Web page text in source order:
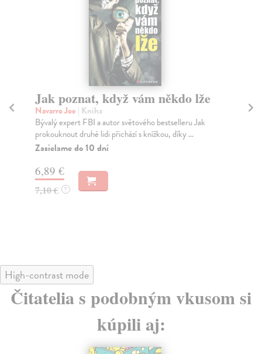
Jak poznat, když vám někdo lže
Navarro Joe | Kniha
Bývalý expert FBI a autor světového bestselleru Jak
prokouknout druhé lidi přichází s knížkou, díky ...
Zasielame do 10 dní
6,89 €
7,10 € ?
High-contrast mode
Čitatelia s podobným vkusom si
kúpili aj: